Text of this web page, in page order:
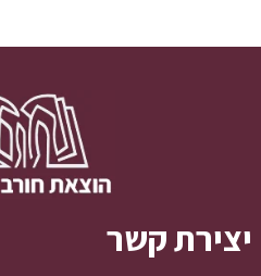
יצירת קשר